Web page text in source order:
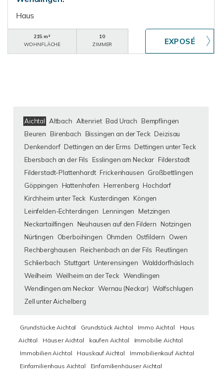
Haus
215 m²
WOHNFLÄCHE
10
ZIMMER
Aichtal Altbach Altenriet Bad Urach
Bempflingen
Beuren
Birenbach Bissingen an der Teck Deizisau
Denkendorf Dettingen an der Erms Dettingen unter Teck
Ebersbach an der Fils
Esslingen am Neckar Filderstadt
Filderstadt-Plattenhardt Frickenhausen Großbettlingen
Göppingen
Hattenhofen Herrenberg Hochdorf
Kirchheim unter Teck
Kusterdingen
Köngen
Leinfelden-Echterdingen
Lenningen
Metzingen
Neckartailfingen
Neuhausen auf den Fildern
Notzingen
Nürtingen
Oberboihingen Ohmden Ostfildern
Owen
Rechberghausen
Reichenbach an der Fils Reutlingen
Schlierbach Stuttgart Unterensingen Walddorfhäslach
Weilheim Weilheim an der Teck Wendlingen
Wendlingen am Neckar Wernau (Neckar) Wolfschlugen
Zell unter Aichelberg
Grundstücke Aichtal Grundstück Aichtal Immo Aichtal
Haus
Aichtal
Häuser Aichtal kaufen Aichtal
Immobilie Aichtal
Immobilien Aichtal
Hauskauf Aichtal
Immobilienkauf Aichtal
Einfamilienhaus Aichtal
Einfamilienhäuser Aichtal